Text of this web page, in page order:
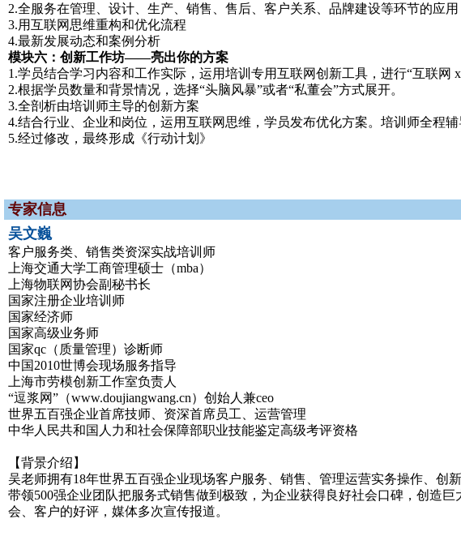
2.全服务在管理、设计、生产、销售、售后、客户关系、品牌建设等环节的应用
3.用互联网思维重构和优化流程
4.最新发展动态和案例分析
模块六：创新工作坊——亮出你的方案
1.学员结合学习内容和工作实际，运用培训专用互联网创新工具，进行“互联网
2.根据学员数量和背景情况，选择“头脑风暴”或者“私董会”方式展开。
3.全剖析由培训师主导的创新方案
4.结合行业、企业和岗位，运用互联网思维，学员发布优化方案。培训师全程
5.经过修改，最终形成《行动计划》
专家信息
吴文巍
客户服务类、销售类资深实战培训师
上海交通大学工商管理硕士（mba）
上海物联网协会副秘书长
国家注册企业培训师
国家经济师
国家高级业务师
国家qc（质量管理）诊断师
中国2010世博会现场服务指导
上海市劳模创新工作室负责人
“逗浆网”（www.doujiangwang.cn）创始人兼ceo
世界五百强企业首席技师、资深首席员工、运营管理
中华人民共和国人力和社会保障部职业技能鉴定高级考评资格
【背景介绍】
吴老师拥有18年世界五百强企业现场客户服务、销售、管理运营实务操作、创
带领500强企业团队把服务式销售做到极致，为企业获得良好社会口碑，创造
会、客户的好评，媒体多次宣传报道。